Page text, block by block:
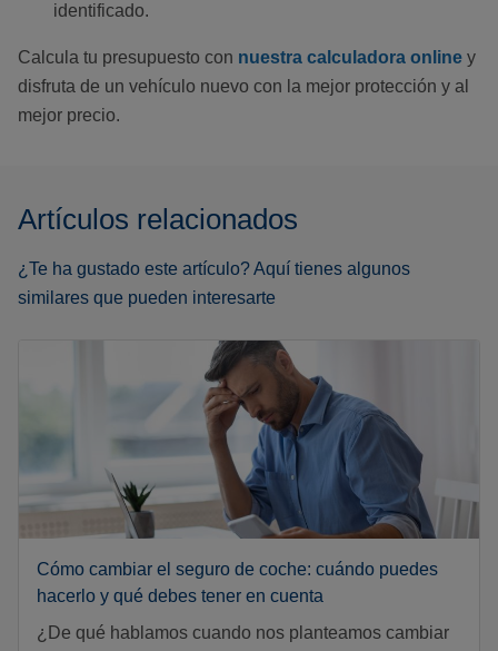
identificado.
Calcula tu presupuesto con nuestra calculadora online y
disfruta de un vehículo nuevo con la mejor protección y al
mejor precio.
Artículos relacionados
¿Te ha gustado este artículo? Aquí tienes algunos
similares que pueden interesarte
Cómo cambiar el seguro de coche: cuándo puedes
hacerlo y qué debes tener en cuenta
¿De qué hablamos cuando nos planteamos cambiar